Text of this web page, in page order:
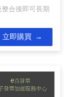
合後即可長期
立即購買